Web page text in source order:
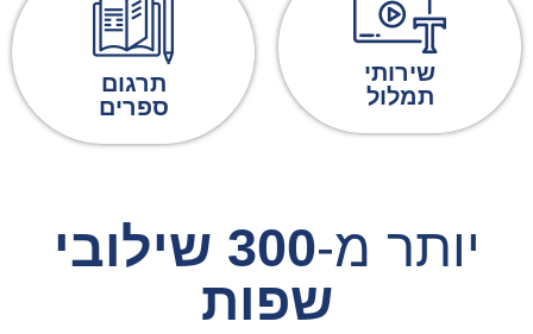
שירותי
תמלול
תרגום
ספרים
יותר מ-
300 שילובי
שפות